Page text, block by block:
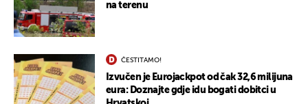
na terenu
ČESTITAMO!
Izvučen je Eurojackpot od čak 32,6 milijuna
eura: Doznajte gdje idu bogati dobitci u